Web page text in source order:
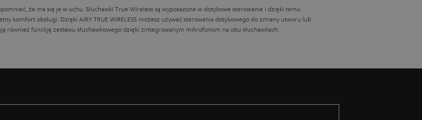
że ma się je w uchu. Słuchawki True Wireless są wyposażone w dotykowe sterowanie i dzięki temu
komfort obsługi. Dzięki AIRY TRUE WIRELESS możesz używać sterowania dotykowego do zmiany utworu lub
również funckję zestawu słuchawkowego dzięki zintegrowanym mikrofonom na obu słuchawkach.
ochronie przed bryzgami wodnymi
jest to możliwe, potrzebny jest mały, a zarazem mocny akumulator. Oczywiście, zintegrowana bateria w